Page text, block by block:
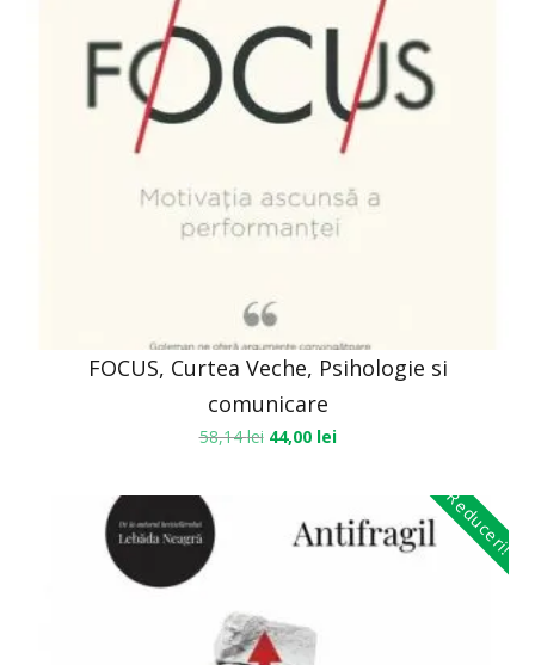
FOCUS, Curtea Veche, Psihologie si
comunicare
58,14lei 44,00 lei
Reduceri!